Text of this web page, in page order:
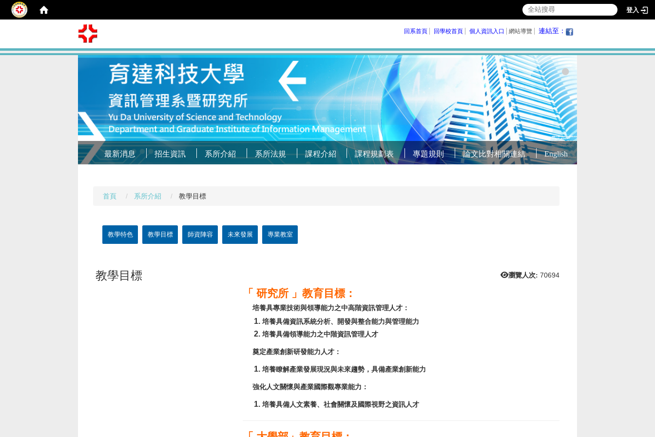
登入
回系首頁 回學校首頁 個人資訊入口 網站導覽 連結至：
最新消息 招生資訊 系所介紹 系所法規 課程介紹 課程規劃表 專題規則 論文比對相關連結 English
首頁 系所介紹 教學目標
教學特色 教學目標 師資陣容 未來發展 專業教室
瀏覽人次: 70694
教學目標
「 研究所 」教育目標：
培養具專業技術與領導能力之中高階資訊管理人才：
培養具備資訊系統分析、開發與整合能力與管理能力
培養具備領導能力之中階資訊管理人才
奠定產業創新研發能力人才：
培養瞭解產業發展現況與未來趨勢，具備產業創新能力
強化人文關懷與產業國際觀專業能力：
培養具備人文素養、社會關懷及國際視野之資訊人才